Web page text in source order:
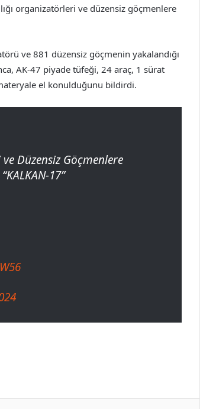
organizatörleri ve düzensiz göçmenlere
ve 881 düzensiz göçmenin yakalandığı
AK-47 piyade tüfeği, 24 araç, 1 sürat
el konulduğunu bildirdi.
Düzensiz Göçmenlere
17”